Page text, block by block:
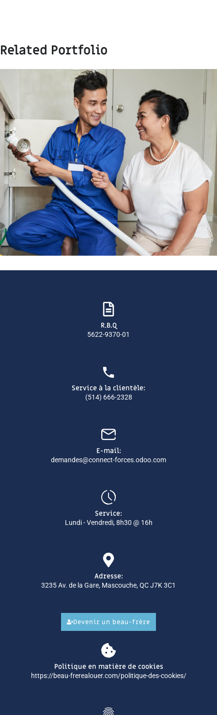
Related Portfolio
R.B.Q
5622-9370-01
Service à la clientèle:
(514) 666-2328
E-mail:
demandes@connect-forces.odoo.com
Service:
Lundi - Vendredi, 8h30 @ 16h
Adresse:
3235 Av. de la Gare, Mascouche, QC J7K 3C1
Devenir un beau-frère
Politique en matière de cookies
https://beau-frerealouer.com/politique-des-cookies/